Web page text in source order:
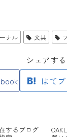
ナル 文具
シェアする
はてブ
するブログ